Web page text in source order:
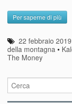
Per saperne di più
22 febbraio 2019
della montagna •
The Money